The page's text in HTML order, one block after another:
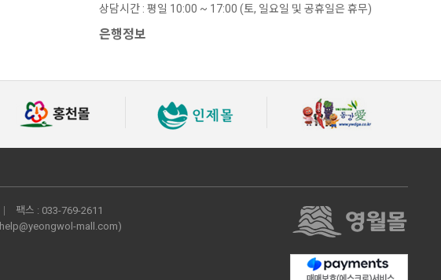
상담시간 : 평일 10:00 ~ 17:00 (토, 일요일 및 공휴일은 휴무)
은행정보
팩스 : 033-769-2611
help@yeongwol-mall.com)